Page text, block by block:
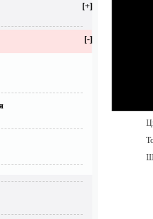
[+]
[-]